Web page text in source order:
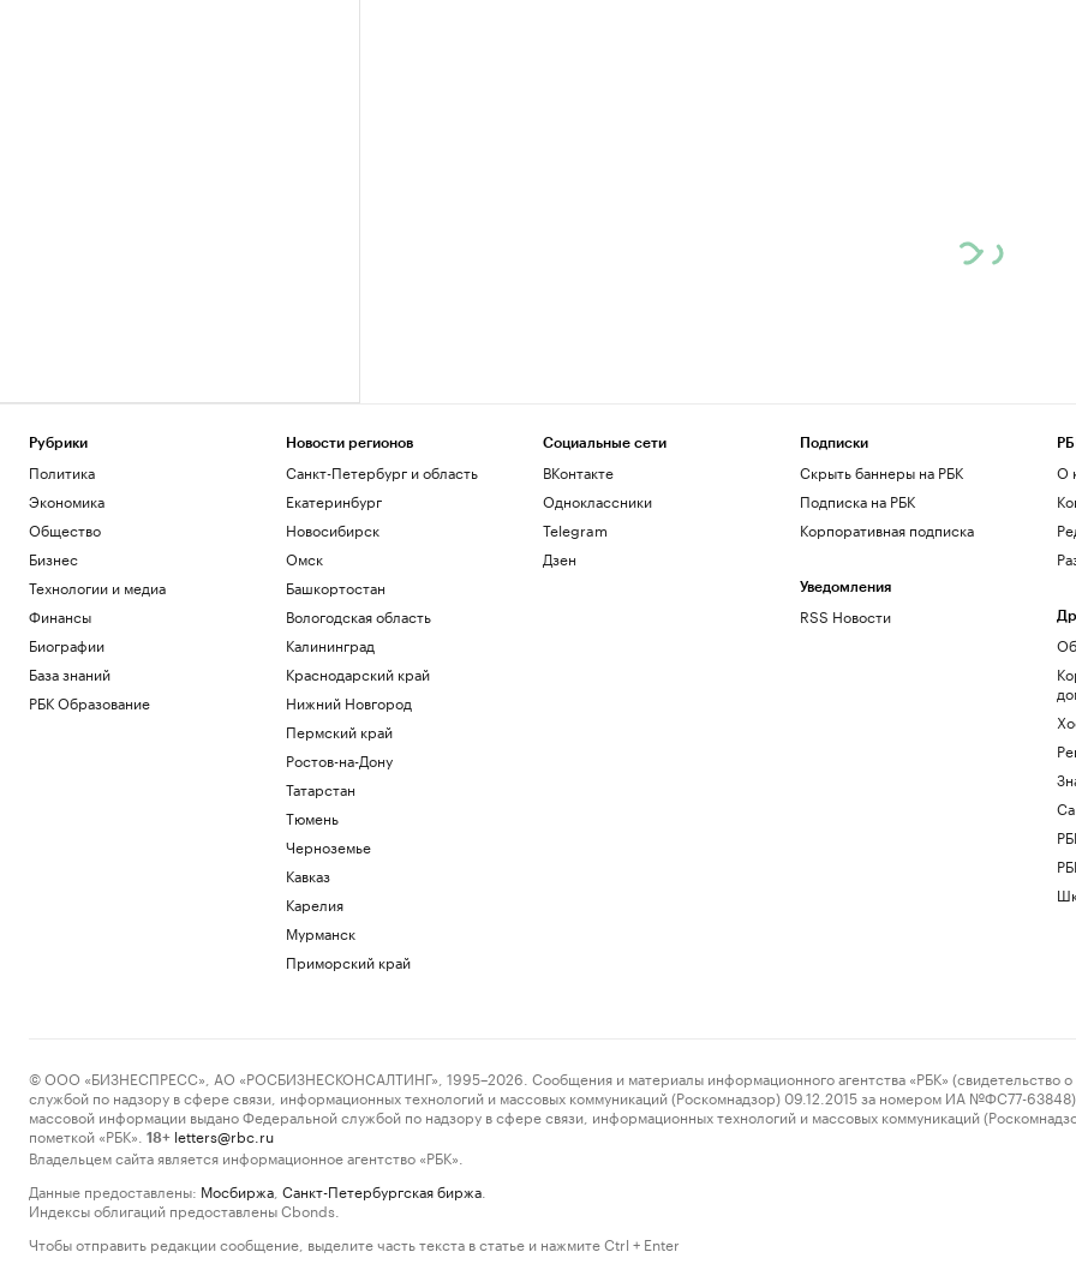
Рубрики
Политика
Экономика
Общество
Бизнес
Технологии и медиа
Финансы
Биографии
База знаний
РБК Образование
Новости регионов
Санкт-Петербург и область
Екатеринбург
Новосибирск
Омск
Башкортостан
Вологодская область
Калининград
Краснодарский край
Нижний Новгород
Пермский край
Ростов-на-Дону
Татарстан
Тюмень
Черноземье
Кавказ
Карелия
Мурманск
Приморский край
Социальные сети
ВКонтакте
Одноклассники
Telegram
Дзен
Подписки
Скрыть баннеры на РБК
Подписка на РБК
Корпоративная подписка
Уведомления
RSS Новости
О
© ООО «БИЗНЕСПРЕСС», АО «РОСБИЗНЕСКОНСАЛТИНГ», 1995–2026. Сообщения и материалы информационного агентства «РБК» (свидетельство о
службой по надзору в сфере связи, информационных технологий и массовых коммуникаций (Роскомнадзор) 09.12.2015 за номером ИА №ФС77-63848)
массовой информации выдано Федеральной службой по надзору в сфере связи, информационных технологий и массовых коммуникаций
пометкой «РБК».
18+ letters@rbc.ru
Владельцем сайта является информационное агентство «РБК».
Данные предоставлены: Мосбиржа Санкт-Петербургская биржа
Индексы облигаций предоставлены Cbonds.
Чтобы отправить редакции сообщение, выделите часть текста в статье и нажмите Ctrl + Enter